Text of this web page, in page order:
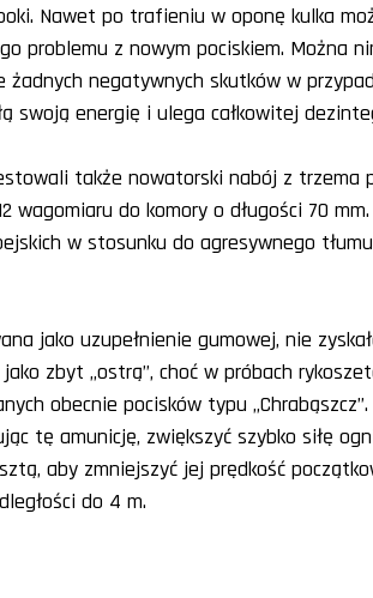
Nawet po trafieniu w oponę kulka
problemu z nowym pociskiem. Można
żadnych negatywnych skutków w
swoją energię i ulega całkowitej
także nowatorski nabój z trzema
wagomiaru do komory o długości 70
w stosunku do agresywnego
jako uzupełnienie gumowej, nie
jako zbyt „ostrą”, choć w próbach
obecnie pocisków typu
tę amunicję, zwiększyć szybko siłę
aby zmniejszyć jej prędkość
do 4 m.